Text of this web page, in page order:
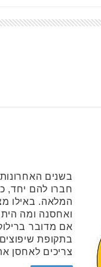
בשנים
חברו להם יחד,
המלאה. באילו
ואחסנה ומה
אם מדובר
בתקופת
צריכים לאחסן